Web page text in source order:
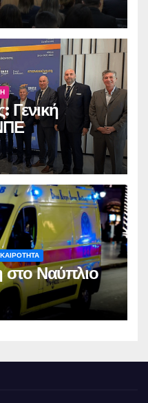
Γενική
στο Ναύπλιο